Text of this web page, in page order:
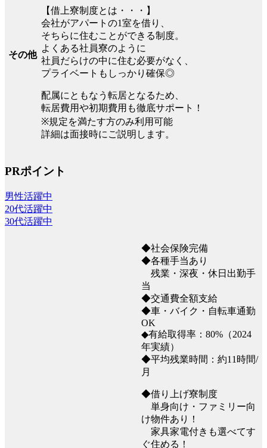
その他
【借上寮制度とは・・・】
会社がアパートの1室を借り、
そちらに住むことができる制度。
よくある社員寮のように
社員だらけの中に住む必要がなく、
プライベートもしっかり確保◎
配属にともなう転居となるため、
転居費用や初期費用も徹底サポート！
※規定を満たす方のみ利用可能
詳細は面接時にご説明します。
PRポイント
男性活躍中
20代活躍中
30代活躍中
◆社会保険完備
◆各種手当あり
残業・深夜・休日出勤手
当
◆交通費全額支給
◆車・バイク・自転車通勤
OK
◆有給取得率：80%（2024
年実績）
◆平均残業時間：約11時間/
月
◆借り上げ寮制度
単身向け・ファミリー向
け物件あり！
家具家電付きも選べてす
ぐ住める！